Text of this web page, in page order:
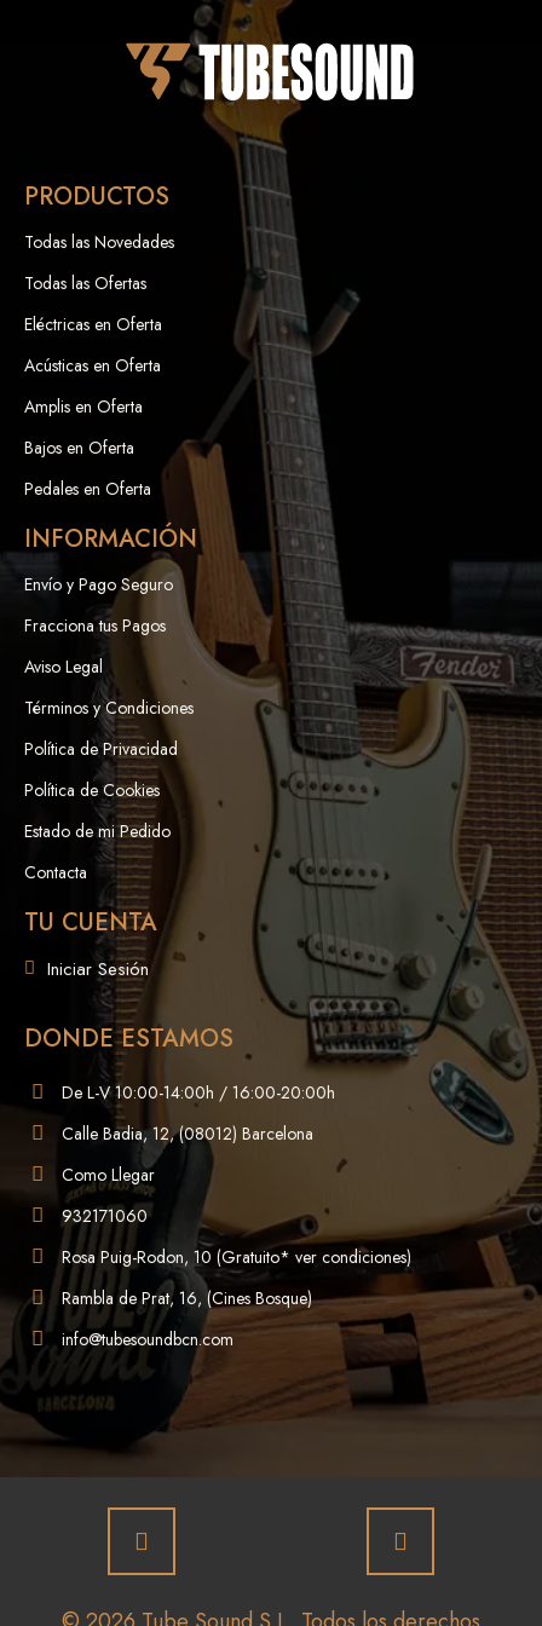
PRODUCTOS
Todas las Novedades
Todas las Ofertas
Eléctricas en Oferta
Acústicas en Oferta
Amplis en Oferta
Bajos en Oferta
Pedales en Oferta
INFORMACIÓN
Envío y Pago Seguro
Fracciona tus Pagos
Aviso Legal
Términos y Condiciones
Política de Privacidad
Política de Cookies
Estado de mi Pedido
Contacta
TU CUENTA
Iniciar Sesión
DONDE ESTAMOS
De L-V 10:00-14:00h / 16:00-20:00h
Calle Badia, 12, (08012) Barcelona
Como Llegar
932171060
Rosa Puig-Rodon, 10 (Gratuito* ver condiciones)
Rambla de Prat, 16, (Cines Bosque)
info@tubesoundbcn.com